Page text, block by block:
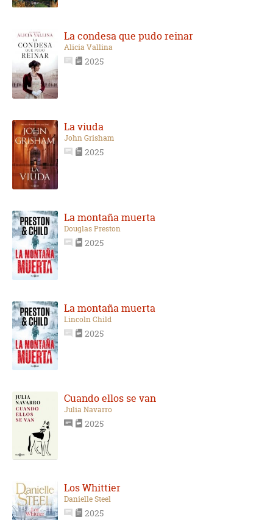
La condesa que pudo reinar
Alicia Vallina
2025
La viuda
John Grisham
2025
La montaña muerta
Douglas Preston
2025
La montaña muerta
Lincoln Child
2025
Cuando ellos se van
Julia Navarro
2025
Los Whittier
Danielle Steel
2025